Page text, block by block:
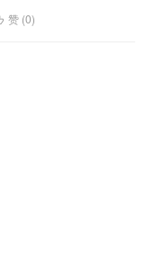
赞 (0)